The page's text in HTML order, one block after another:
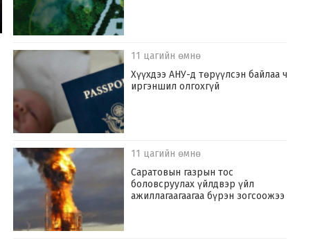
11 цагийн өмнө
Хүүхдээ АНУ-д төрүүлсэн байлаа ч
иргэншил олгохгүй
11 цагийн өмнө
Саратовын газрын тос
боловсруулах үйлдвэр үйл
ажиллагаагаагаа бүрэн зогсоожээ